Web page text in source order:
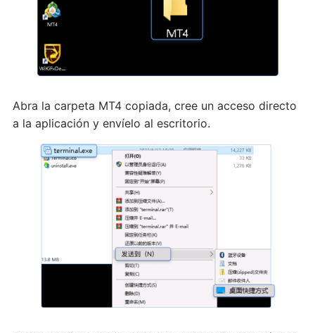
Abra la carpeta MT4 copiada, cree un acceso directo
a la aplicación y envíelo al escritorio.